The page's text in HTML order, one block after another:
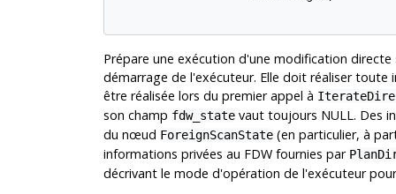
Prépare une exécution d'une modification
démarrage de l'exécuteur. Elle doit réaliser
être réalisée lors du premier appel à
son champ fdw_statevaut toujours NULL. Des
du nœud ForeignScanState(en particulier, à
informations privées au FDW fournies par
décrivant le mode d'opération de l'exécuteur